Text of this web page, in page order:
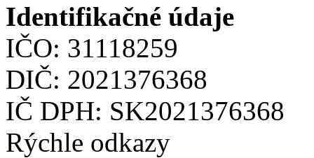
Identifikačné údaje
IČO: 31118259
DIČ: 2021376368
IČ DPH: SK2021376368
Rýchle odkazy